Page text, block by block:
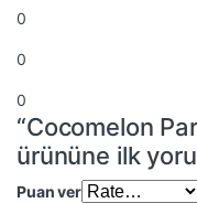
0
0
0
“Cocomelon
ürününe ilk
Puan ver